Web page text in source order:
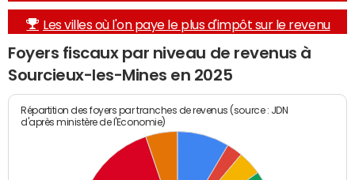
Les villes où l'on paye le plus d'impôt sur le revenu
Foyers fiscaux par niveau de revenus à
Sourcieux-les-Mines en 2025
Répartition des foyers par tranches de revenus (source : JDN
d'après ministère de l'Economie)